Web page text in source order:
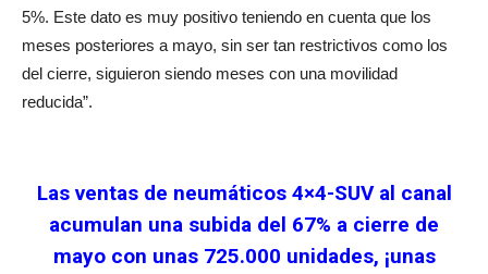
5%. Este dato es muy positivo teniendo en cuenta que los
meses posteriores a mayo, sin ser tan restrictivos como los
del cierre, siguieron siendo meses con una movilidad
reducida”.
Las ventas de neumáticos 4×4-SUV al canal
acumulan una subida del 67% a cierre de
mayo con unas 725.000 unidades, ¡unas